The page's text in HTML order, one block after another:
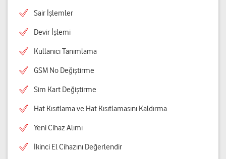
Sair İşlemler
Devir İşlemi
Kullanıcı Tanımlama
GSM No Değiştirme
Sim Kart Değiştirme
Hat Kısıtlama ve Hat Kısıtlamasını Kaldırma
Yeni Cihaz Alımı
İkinci El Cihazını Değerlendir